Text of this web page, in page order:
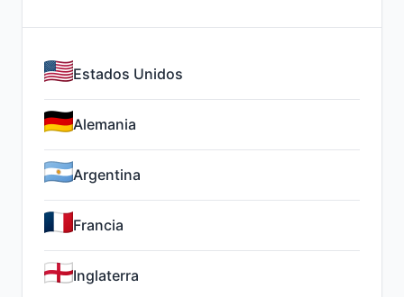
Estados Unidos
Alemania
Argentina
Francia
Inglaterra